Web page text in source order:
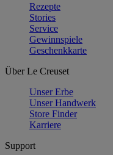
Rezepte
Stories
Service
Gewinnspiele
Geschenkkarte
Über Le Creuset
Unser Erbe
Unser Handwerk
Store Finder
Karriere
Support